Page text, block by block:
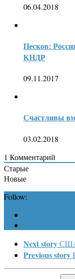
06.04.2018
Песков:
КНДР
09.11.2017
Счастливы
03.02.2018
1 Комментарий
Старые
Новые
Follow:
Next storyСША
Previous story